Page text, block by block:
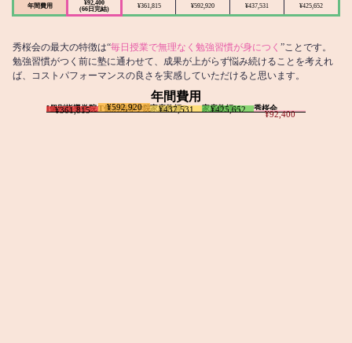
年間費用
¥92,400
(66日完結)
¥361,815 ¥592,920 ¥437,531 ¥425,652
秀桜会の最大の特徴は“毎日授業で無理なく勉強習慣が身につく ”ことです。
勉強習慣がつく前に塾に通わせて、成果が上がらず悩み続けることを考えれ
ば、コストパフォーマンスの良さを実感していただけると思います。
年間費用
I個別指導学院
¥361,815 T個別指導学院
¥592,920 家庭教師T
¥437,531 家庭教師M
¥425,652 秀桜会
¥92,400